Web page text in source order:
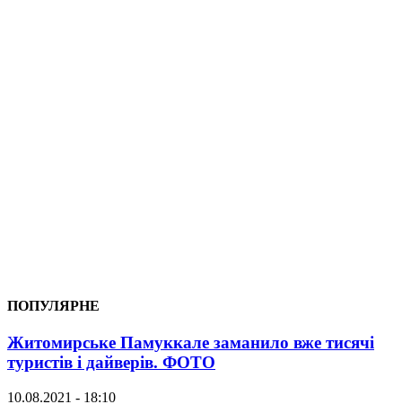
ПОПУЛЯРНЕ
Житомирське Памуккале заманило вже тисячі
туристів і дайверів. ФОТО
10.08.2021 - 18:10